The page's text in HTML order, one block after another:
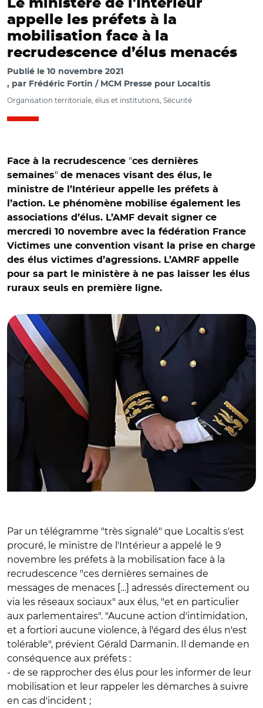
Le ministère de l'Intérieur
appelle les préfets à la
mobilisation face à la
recrudescence d’élus menacés
Publié le 10 novembre 2021
par Frédéric Fortin / MCM Presse pour Localtis
Organisation territoriale, élus et institutions, Sécurité
Face à la recrudescence "ces dernières
semaines" de menaces visant des élus, le
ministre de l’Intérieur appelle les préfets à
l’action. Le phénomène mobilise également les
associations d’élus. L’AMF devait signer ce
mercredi 10 novembre avec la fédération France
Victimes une convention visant la prise en charge
des élus victimes d’agressions. L’AMRF appelle
pour sa part le ministère à ne pas laisser les élus
ruraux seuls en première ligne.
Par un télégramme "très signalé" que Localtis s'est
procuré, le ministre de l'Intérieur a appelé le 9
novembre les préfets à la mobilisation face à la
recrudescence "ces dernières semaines de
messages de menaces […] adressés directement ou
via les réseaux sociaux" aux élus, "et en particulier
aux parlementaires". "Aucune action d'intimidation,
et a fortiori aucune violence, à l'égard des élus n'est
tolérable", prévient Gérald Darmanin. Il demande en
conséquence aux préfets :
- de se rapprocher des élus pour les informer de leur
mobilisation et leur rappeler les démarches à suivre
en cas d'incident ;